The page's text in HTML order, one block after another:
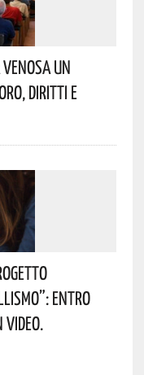
Un
Diritti E
Entro